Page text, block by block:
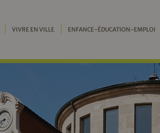
VIVRE EN VILLE ENFANCE-ÉDUCATION-EMPLOI